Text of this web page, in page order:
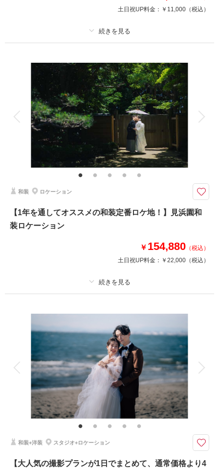
このプランで撮影可能な撮影レポート
撮影日： 2026年4月8日
相談予約する
来店・オンライン
撮影日の空き
を確認する
土日祝UP料金： ￥11,000 （税込）
撮影料 新婦衣装1着 新郎衣装1着
ヘアメイク 小物一式
アルバム データ 150 カット 台紙付写真
衣装追加 会食 挙式
家族と撮影 家族用衣装レンタル
その他含むもの
ヘアメイクアテンド / ライブレタッチ
【ナチュラル空間でとっておきのフォトウエディングを】神聖なチャペルス
指輪の交換シーンやベールアップなど、結婚式と同じ流れで撮影ができる、
とっておきのスタジオです◎
ご家族様やご友人とも一緒に撮影ができるため、まるで結婚式を上げている
かのような写真が残せます。
チャペル以外にも様々なバリエーションで撮影が可能です＾＾
来店・オンライン
撮影日の空き
を確認する
和装 ロケーション
【1年を通してオススメの和装定番ロケ地！】見浜園和
装ロケーション
￥ 154,880 （税込）
土日祝UP料金： ￥22,000 （税込）
着付け ヘアメイク 小物一式
アルバム データ 150 カット 台紙付写真
衣装追加 会食 挙式
家族と撮影 家族用衣装レンタル ペットと撮影
その他含むもの
出張料 / ヘアメイクアテンド / ライブレタッチ
当店人気No,1和装ロケ地！風情溢れる日本庭園フォトを撮るなら見浜園が
最大で30,000円相当をサービス中！
こんなにお得に撮影できるのは今だけ♡
和装+洋装 スタジオ+ロケーション
【大人気の撮影プランが1日でまとめて、通常価格より4